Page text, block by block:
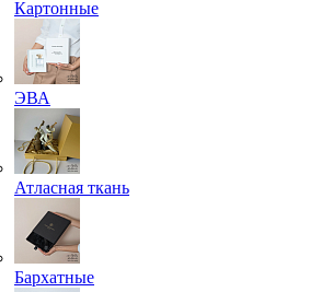
Картонные
ЭВА
Атласная ткань
Бархатные